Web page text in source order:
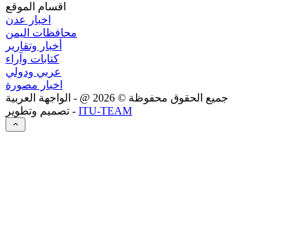
اقسام الموقع
اخبار عدن
محافظات اليمن
أخبار وتقارير
كتابات وآراء
عربي ودولي
اخبار مصورة
جميع الحقوق محفوظة © 2026 @ - الواجهة العربية
تصميم وتطوير - ITU-TEAM